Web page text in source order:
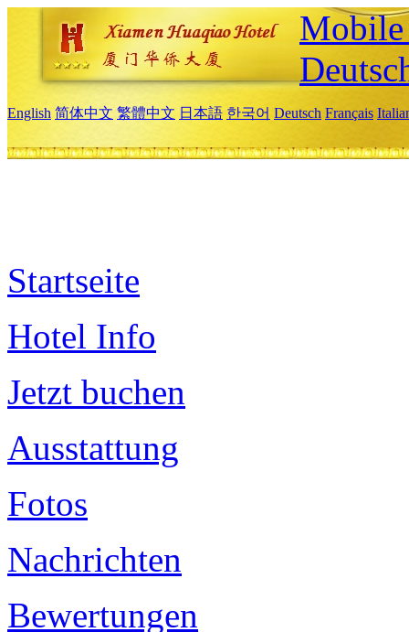
English 简体中文 繁體中文 日本語 한국어 Deutsch Français
Startseite
Hotel Info
Jetzt buchen
Ausstattung
Fotos
Nachrichten
Bewertungen